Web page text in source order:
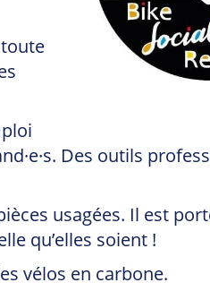
Des outils
usagées. Il est
qu’elles soient !
vélos en carbone.